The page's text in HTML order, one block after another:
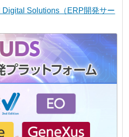
Solutions（ERP開発サー